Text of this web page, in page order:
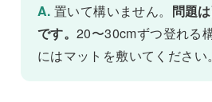
A. 置いて構いません。 問題
です。 20〜30cmずつ登れる
にはマットを敷いてください。